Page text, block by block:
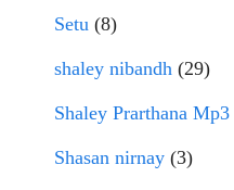
Setu (8)
shaley nibandh (29)
Shaley Prarthana Mp3
Shasan nirnay (3)